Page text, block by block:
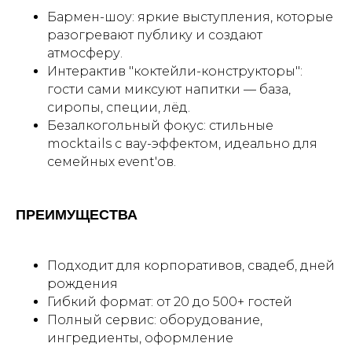
Бармен-шоу: яркие выступления, которые
разогревают публику и создают
атмосферу.
Интерактив "коктейли-конструкторы":
гости сами миксуют напитки — база,
сиропы, специи, лёд.
Безалкогольный фокус: стильные
mocktails с вау-эффектом, идеально для
семейных event'ов.
ПРЕИМУЩЕСТВА
Подходит для корпоративов, свадеб, дней
рождения
Гибкий формат: от 20 до 500+ гостей
Полный сервис: оборудование,
ингредиенты, оформление